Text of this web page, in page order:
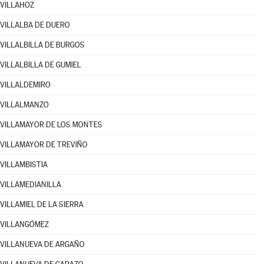
VILLAHOZ
VILLALBA DE DUERO
VILLALBILLA DE BURGOS
VILLALBILLA DE GUMIEL
VILLALDEMIRO
VILLALMANZO
VILLAMAYOR DE LOS MONTES
VILLAMAYOR DE TREVIÑO
VILLAMBISTIA
VILLAMEDIANILLA
VILLAMIEL DE LA SIERRA
VILLANGÓMEZ
VILLANUEVA DE ARGAÑO